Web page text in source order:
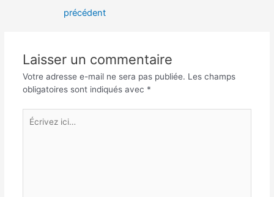
précédent
Laisser un commentaire
Votre adresse e-mail ne sera pas publiée. Les champs
obligatoires sont indiqués avec *
Écrivez
ici…